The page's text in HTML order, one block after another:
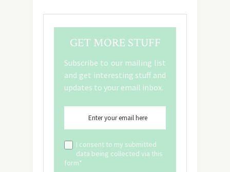
GET MORE STUFF
Subscribe to our mailing list
and get interesting stuff and
updates to your email inbox.
I consent to my submitted
data being collected via this
form*